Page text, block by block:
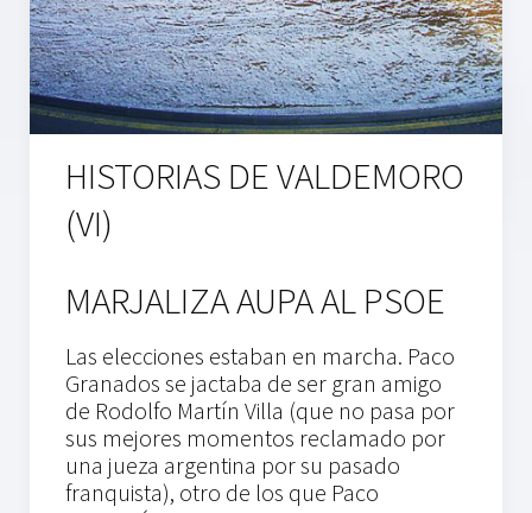
HISTORIAS DE VALDEMORO
(VI)
MARJALIZA AUPA AL PSOE
Las elecciones estaban en marcha. Paco
Granados se jactaba de ser gran amigo
de Rodolfo Martín Villa (que no pasa por
sus mejores momentos reclamado por
una jueza argentina por su pasado
franquista), otro de los que Paco